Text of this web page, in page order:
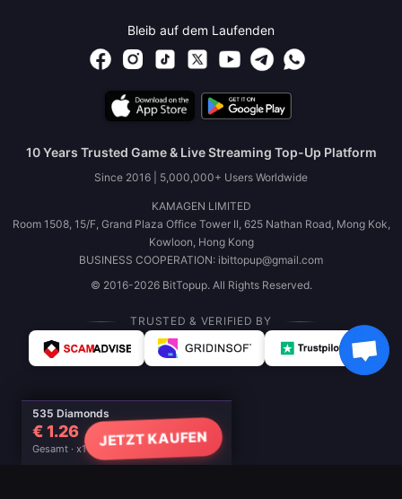
535 Diamonds
€ 1.26
Gesamt · x1
JETZT KAUFEN
Bleib auf dem Laufenden
10 Years Trusted Game & Live Streaming Top-Up Platform
Since 2016 | 5,000,000+ Users Worldwide
KAMAGEN LIMITED
Room 1508, 15/F, Grand Plaza Office Tower II, 625 Nathan Road, Mong Kok,
Kowloon, Hong Kong
BUSINESS COOPERATION: ibittopup@gmail.com
© 2016-2026 BitTopup. All Rights Reserved.
TRUSTED & VERIFIED BY